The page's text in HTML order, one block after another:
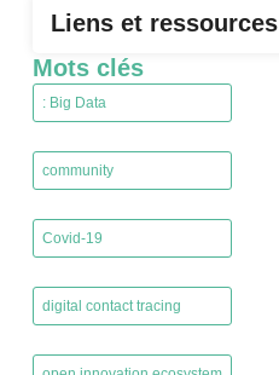
Liens et ressources
Mots clés
: Big Data
community
Covid-19
digital contact tracing